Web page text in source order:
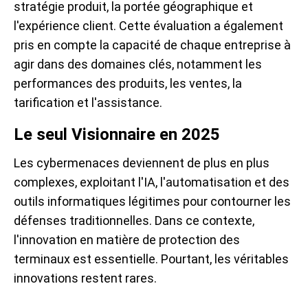
stratégie produit, la portée géographique et
l'expérience client. Cette évaluation a également
pris en compte la capacité de chaque entreprise à
agir dans des domaines clés, notamment les
performances des produits, les ventes, la
tarification et l'assistance.
Le seul Visionnaire en 2025
Les cybermenaces deviennent de plus en plus
complexes, exploitant l'IA, l'automatisation et des
outils informatiques légitimes pour contourner les
défenses traditionnelles. Dans ce contexte,
l'innovation en matière de protection des
terminaux est essentielle. Pourtant, les véritables
innovations restent rares.